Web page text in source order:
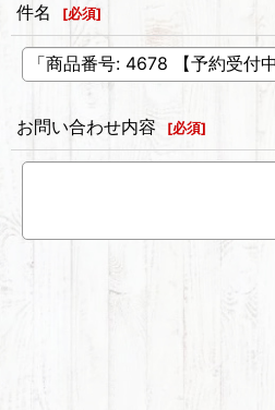
件名 [必須]
お問い合わせ内容 [必須]